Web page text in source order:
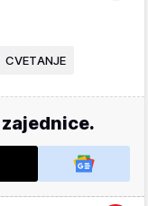
CVETANJE